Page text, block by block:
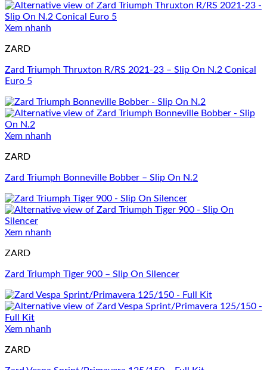
Xem nhanh
ZARD
Zard Triumph Thruxton R/RS 2021-23 – Slip On N.2 Conical
Euro 5
Xem nhanh
ZARD
Zard Triumph Bonneville Bobber – Slip On N.2
Xem nhanh
ZARD
Zard Triumph Tiger 900 – Slip On Silencer
Xem nhanh
ZARD